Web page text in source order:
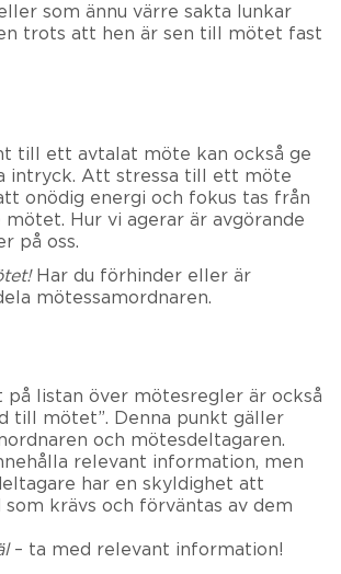
som ännu värre sakta lunkar
trots att hen är sen till mötet fast
till ett avtalat möte kan också ge
intryck. Att stressa till ett möte
onödig energi och fokus tas från
Hur vi agerar är avgörande
på oss.
Har du förhinder eller är
mötessamordnaren.
på listan över mötesregler är också
till mötet”. Denna punkt gäller
och mötesdeltagaren.
relevant information, men
har en skyldighet att
krävs och förväntas av dem
– ta med relevant information!